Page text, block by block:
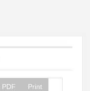
PDF Print